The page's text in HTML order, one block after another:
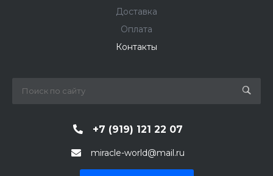
Доставка
Оплата
Контакты
+7 (919) 121 22 07
miracle-world@mail.ru